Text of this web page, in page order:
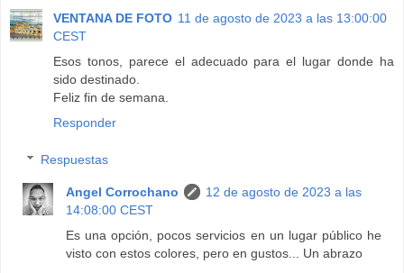
VENTANA DE FOTO 11 de agosto de 2023 a las 13:00:00
CEST
Esos tonos, parece el adecuado para el lugar donde ha
sido destinado.
Feliz fin de semana.
Responder
Respuestas
Angel Corrochano
12 de agosto de 2023 a las
14:08:00 CEST
Es una opción, pocos servicios en un lugar público he
visto con estos colores, pero en gustos... Un abrazo